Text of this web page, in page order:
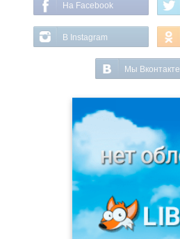
На Facebook
В Instagram
Мы Вконтакте